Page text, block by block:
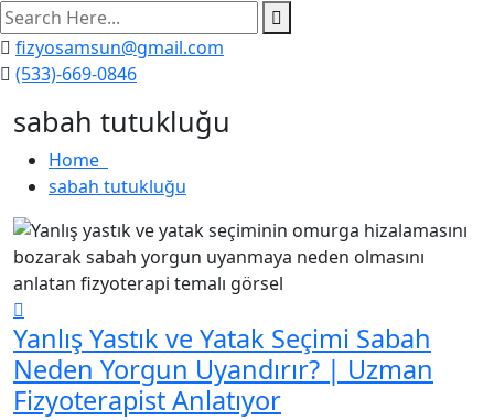
search
here
fizyosamsun@gmail.com
(533)-669-0846
sabah tutukluğu
Home
sabah tutukluğu
Yanlış Yastık ve Yatak Seçimi Sabah
Neden Yorgun Uyandırır? | Uzman
Fizyoterapist Anlatıyor